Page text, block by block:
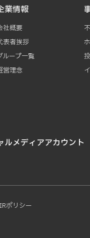
業情報
社概要
表者挨拶
ループ一覧
営理念
ルメディアアカウント
IRポリシー